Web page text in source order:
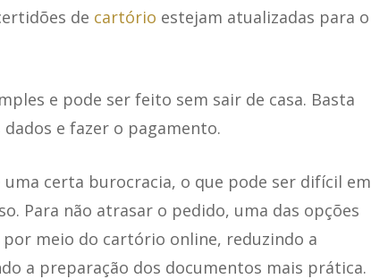
de cartório estejam atualizadas para o
e pode ser feito sem sair de casa. Basta
e fazer o pagamento.
certa burocracia, o que pode ser difícil em
Para não atrasar o pedido, uma das opções
meio do cartório online, reduzindo a
a preparação dos documentos mais prática.